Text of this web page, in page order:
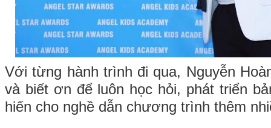
Với từng hành trình đi qua, Nguyễn
và biết ơn để luôn học hỏi, phát triển
hiến cho nghề dẫn chương trình thêm